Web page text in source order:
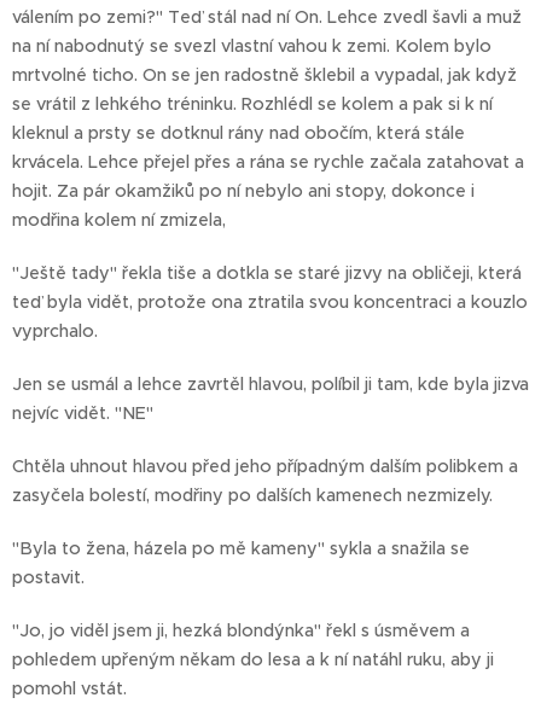
válením po zemi?" Teď stál nad ní On. Lehce zvedl šavli a muž
na ní nabodnutý se svezl vlastní vahou k zemi. Kolem bylo
mrtvolné ticho. On se jen radostně šklebil a vypadal, jak když
se vrátil z lehkého tréninku. Rozhlédl se kolem a pak si k ní
kleknul a prsty se dotknul rány nad obočím, která stále
krvácela. Lehce přejel přes a rána se rychle začala zatahovat a
hojit. Za pár okamžiků po ní nebylo ani stopy, dokonce i
modřina kolem ní zmizela,
"Ještě tady" řekla tiše a dotkla se staré jizvy na obličeji, která
teď byla vidět, protože ona ztratila svou koncentraci a kouzlo
vyprchalo.
Jen se usmál a lehce zavrtěl hlavou, políbil ji tam, kde byla jizva
nejvíc vidět. "NE"
Chtěla uhnout hlavou před jeho případným dalším polibkem a
zasyčela bolestí, modřiny po dalších kamenech nezmizely.
"Byla to žena, házela po mě kameny" sykla a snažila se
postavit.
"Jo, jo viděl jsem ji, hezká blondýnka" řekl s úsměvem a
pohledem upřeným někam do lesa a k ní natáhl ruku, aby ji
pomohl vstát.